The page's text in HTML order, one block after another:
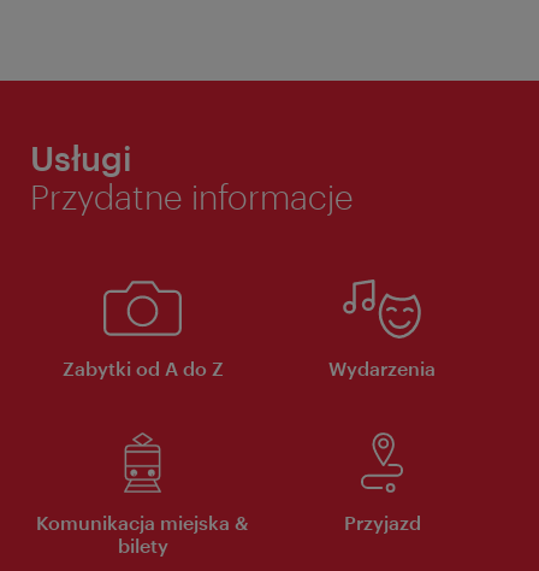
Usługi
Przydatne informacje
Zabytki od A do Z Wydarzenia
Komunikacja miejska &
bilety
Przyjazd